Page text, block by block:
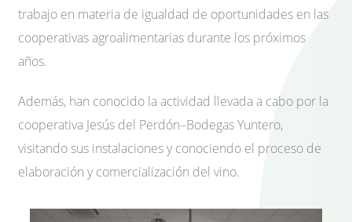
trabajo en materia de igualdad de oportunidades en las
cooperativas agroalimentarias durante los próximos
años.
Además, han conocido la actividad llevada a cabo por la
cooperativa Jesús del Perdón–Bodegas Yuntero,
visitando sus instalaciones y conociendo el proceso de
elaboración y comercialización del vino.